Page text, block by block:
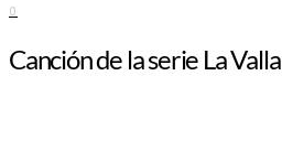
0
Canción de la serie La Valla